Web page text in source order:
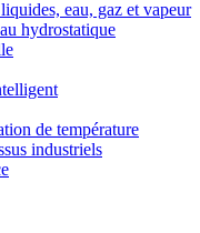
eau, gaz et vapeur
hydrostatique
de température
industriels